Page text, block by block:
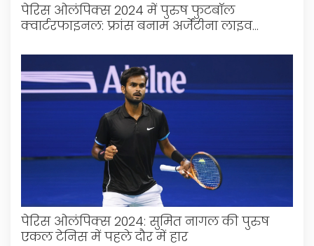
पेरिस ओलंपिक्स 2024 में पुरुष फुटबॉल
क्वार्टरफाइनल: फ्रांस बनाम अर्जेंटीना लाइव
पेरिस ओलंपिक्स 2024: सुमित नागल की पुरुष
एकल टेनिस में पहले दौर में हार